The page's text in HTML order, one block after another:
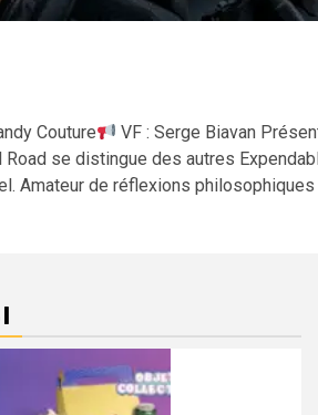
Couture
VF : Serge Biavan
Road se distingue des autres
Amateur de réflexions